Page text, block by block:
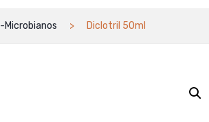
Diclotril 50ml